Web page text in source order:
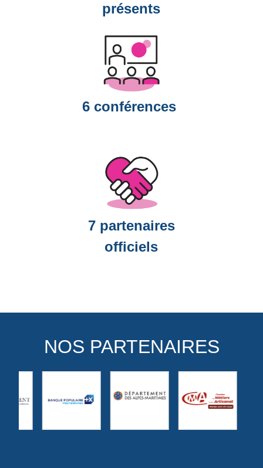
présents
6 conférences
7 partenaires
officiels
NOS PARTENAIRES